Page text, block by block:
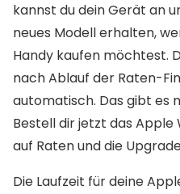
kannst du dein Gerät an
neues Modell erhalten,
Handy kaufen möchtest.
nach Ablauf der Raten-
automatisch. Das gibt es
Bestell dir jetzt das Apple
auf Raten und die
Die Laufzeit für deine